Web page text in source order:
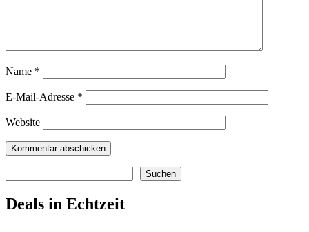
Name *
E-Mail-Adresse *
Website
Suchen
Deals in Echtzeit